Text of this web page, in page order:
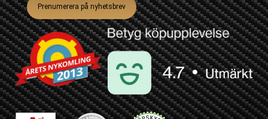
Prenumerera på nyhetsbrev